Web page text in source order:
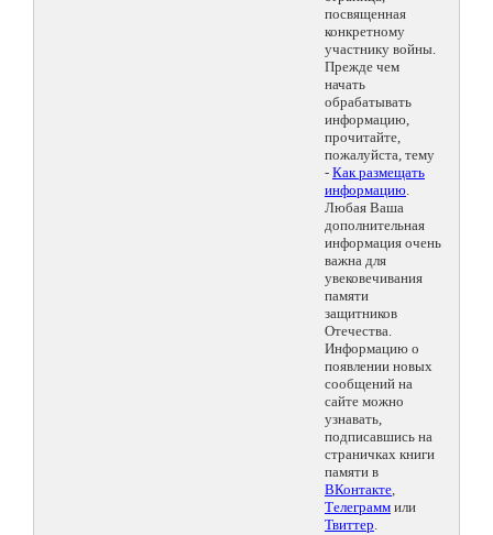
посвященная
конкретному
участнику войны.
Прежде чем
начать
обрабатывать
информацию,
прочитайте,
пожалуйста, тему
- Как размещать
информацию.
Любая Ваша
дополнительная
информация очень
важна для
увековечивания
памяти
защитников
Отечества.
Информацию о
появлении новых
сообщений на
сайте можно
узнавать,
подписавшись на
страничках книги
памяти в
ВКонтакте,
Телеграмм или
Твиттер.